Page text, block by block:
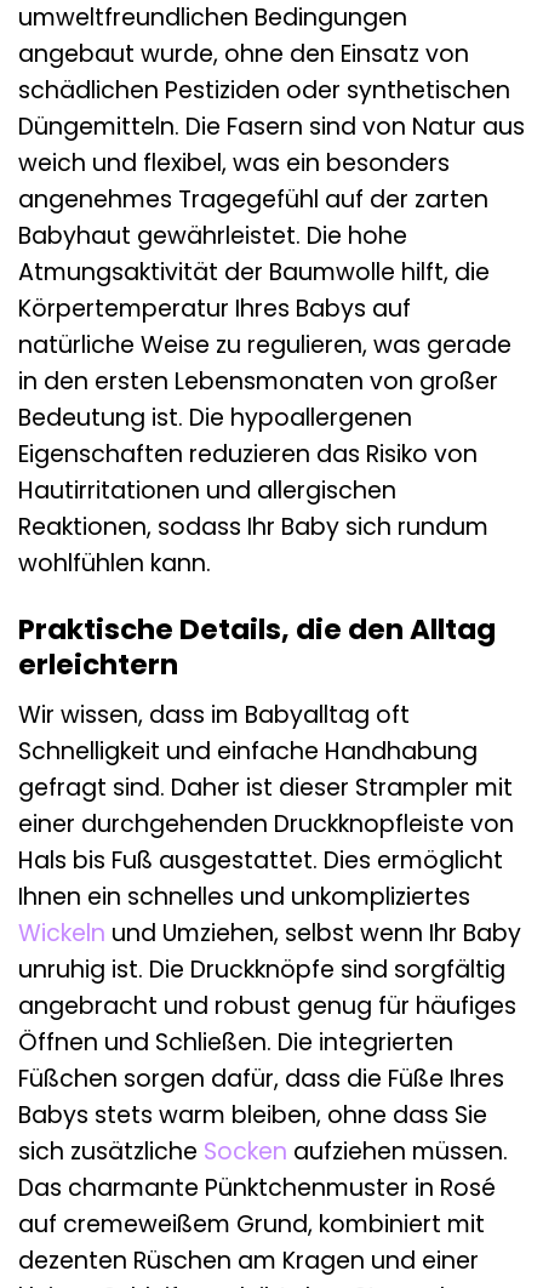
umweltfreundlichen Bedingungen
angebaut wurde, ohne den Einsatz von
schädlichen Pestiziden oder synthetischen
Düngemitteln. Die Fasern sind von Natur aus
weich und flexibel, was ein besonders
angenehmes Tragegefühl auf der zarten
Babyhaut gewährleistet. Die hohe
Atmungsaktivität der Baumwolle hilft, die
Körpertemperatur Ihres Babys auf
natürliche Weise zu regulieren, was gerade
in den ersten Lebensmonaten von großer
Bedeutung ist. Die hypoallergenen
Eigenschaften reduzieren das Risiko von
Hautirritationen und allergischen
Reaktionen, sodass Ihr Baby sich rundum
wohlfühlen kann.
Praktische Details, die den Alltag
erleichtern
Wir wissen, dass im Babyalltag oft
Schnelligkeit und einfache Handhabung
gefragt sind. Daher ist dieser Strampler mit
einer durchgehenden Druckknopfleiste von
Hals bis Fuß ausgestattet. Dies ermöglicht
Ihnen ein schnelles und unkompliziertes
Wickeln und Umziehen, selbst wenn Ihr Baby
unruhig ist. Die Druckknöpfe sind sorgfältig
angebracht und robust genug für häufiges
Öffnen und Schließen. Die integrierten
Füßchen sorgen dafür, dass die Füße Ihres
Babys stets warm bleiben, ohne dass Sie
sich zusätzliche Socken aufziehen müssen.
Das charmante Pünktchenmuster in Rosé
auf cremeweißem Grund, kombiniert mit
dezenten Rüschen am Kragen und einer